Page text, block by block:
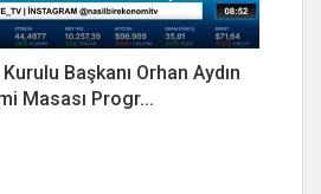
Başkanı Orhan Aydın
Masası Progr...